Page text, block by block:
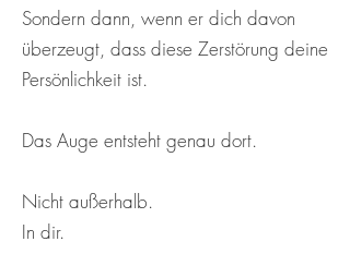
Sondern dann, wenn er dich davon
überzeugt, dass diese Zerstörung deine
Persönlichkeit ist.
Das Auge entsteht genau dort.
Nicht außerhalb.
In dir.